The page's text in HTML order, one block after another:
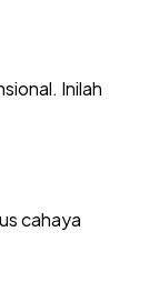
Inilah
cahaya